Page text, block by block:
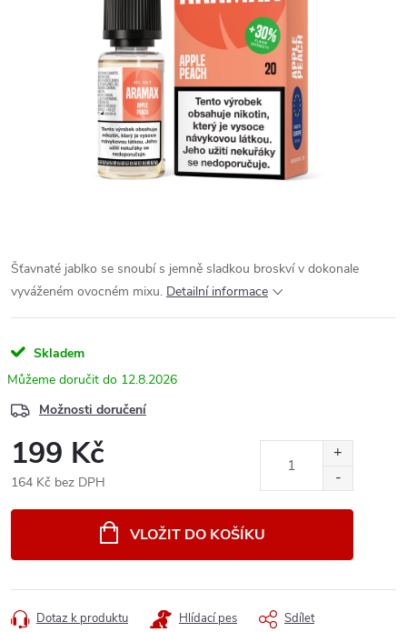
Šťavnaté jablko se snoubí s jemně sladkou broskví v dokonale
vyváženém ovocném mixu. Detailní informace
Skladem
12.8.2026
Možnosti doručení
199 Kč
164 Kč bez DPH
VLOŽIT DO KOŠÍKU
Dotaz k produktu Hlídací pes Sdílet